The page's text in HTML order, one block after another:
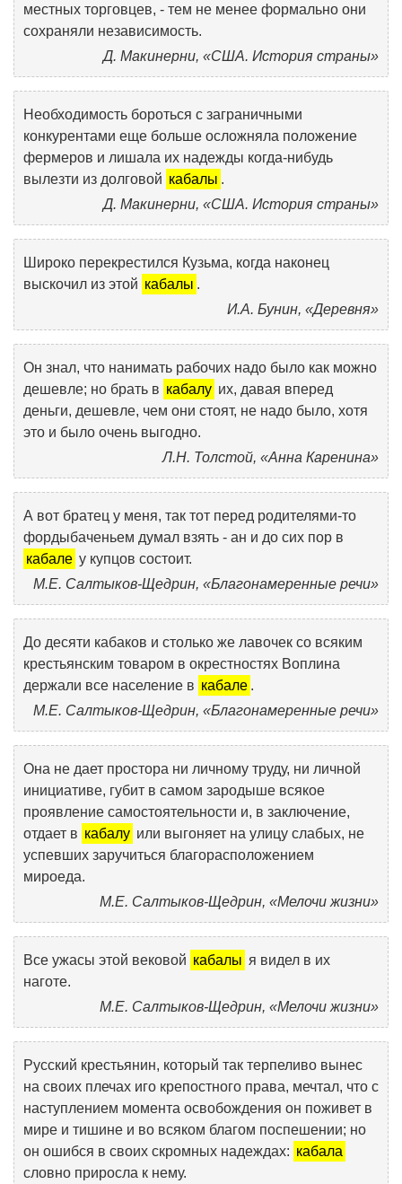
местных торговцев, - тем не менее формально они
сохраняли независимость.
Д. Макинерни, «США. История страны»
Необходимость бороться с заграничными
конкурентами еще больше осложняла положение
фермеров и лишала их надежды когда-нибудь
вылезти из долговой кабалы .
Д. Макинерни, «США. История страны»
Широко перекрестился Кузьма, когда наконец
выскочил из этой кабалы .
И.А. Бунин, «Деревня»
Он знал, что нанимать рабочих надо было как можно
дешевле; но брать в кабалу их, давая вперед
деньги, дешевле, чем они стоят, не надо было, хотя
это и было очень выгодно.
Л.Н. Толстой, «Анна Каренина»
А вот братец у меня, так тот перед родителями-то
фордыбаченьем думал взять - ан и до сих пор в
кабале у купцов состоит.
М.Е. Салтыков-Щедрин, «Благонамеренные речи»
До десяти кабаков и столько же лавочек со всяким
крестьянским товаром в окрестностях Воплина
держали все население в кабале .
М.Е. Салтыков-Щедрин, «Благонамеренные речи»
Она не дает простора ни личному труду, ни личной
инициативе, губит в самом зародыше всякое
проявление самостоятельности и, в заключение,
отдает в кабалу или выгоняет на улицу слабых, не
успевших заручиться благорасположением
мироеда.
М.Е. Салтыков-Щедрин, «Мелочи жизни»
Все ужасы этой вековой кабалы я видел в их
наготе.
М.Е. Салтыков-Щедрин, «Мелочи жизни»
Русский крестьянин, который так терпеливо вынес
на своих плечах иго крепостного права, мечтал, что с
наступлением момента освобождения он поживет в
мире и тишине и во всяком благом поспешении; но
он ошибся в своих скромных надеждах: кабала
словно приросла к нему.